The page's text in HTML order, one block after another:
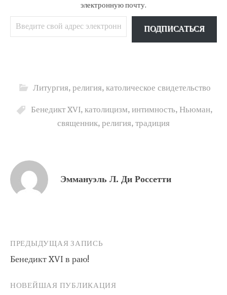
электронную почту.
Введите свой адрес электронной почты…
ПОДПИСАТЬСЯ
Литургия, религия, католическое свидетельство
Бенедикт XVI, католицизм, интимность, Ньюман,
священник, религия, традиция
Эммануэль Л. Ди Россетти
Навигация
по
записям
ПРЕДЫДУЩАЯ ЗАПИСЬ
Бенедикт XVI в раю!
НОВЕЙШАЯ ПУБЛИКАЦИЯ